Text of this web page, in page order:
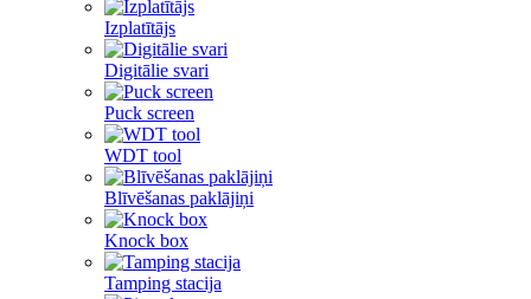
Izplatītājs
Digitālie svari
Puck screen
WDT tool
Blīvēšanas paklājiņi
Knock box
Tamping stacija